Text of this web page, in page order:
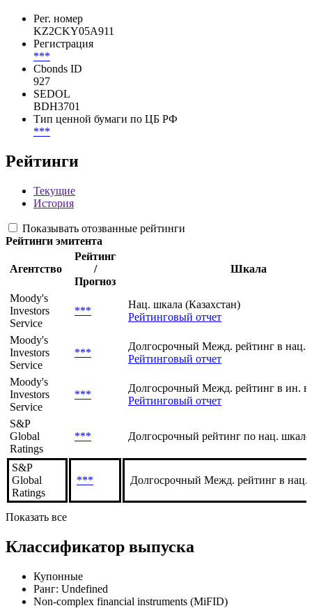
Рег. номер
KZ2CKY05A911
Регистрация
***
Cbonds ID
927
SEDOL
BDH3701
Тип ценной бумаги по ЦБ РФ
***
Рейтинги
Текущие
История
Показывать отозванные рейтинги
Рейтинги эмитента
Агентство
Рейтинг
/
Прогноз
Шкала
Moody's
Investors
Service
***
Нац. шкала (Казахстан)
Рейтинговый отчет
Moody's
Investors
Service
***
Долгосрочный Межд. рейтинг в нац.
Рейтинговый отчет
Moody's
Investors
Service
***
Долгосрочный Межд. рейтинг в ин.
Рейтинговый отчет
S&P
Global
Ratings
*** Долгосрочный рейтинг по нац. шкале
S&P
Global
Ratings
*** Долгосрочный Межд. рейтинг в нац.
Показать все
Классификатор выпуска
Купонные
Ранг: Undefined
Non-complex financial instruments (MiFID)